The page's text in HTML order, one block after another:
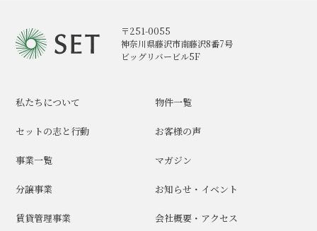
〒251-0055
神奈川県藤沢市南藤沢8番7号
ビッグリバービル5F
私たちについて
セットの志と行動
事業一覧
分譲事業
賃貸管理事業
物件一覧
お客様の声
マガジン
お知らせ・イベント
会社概要・アクセス